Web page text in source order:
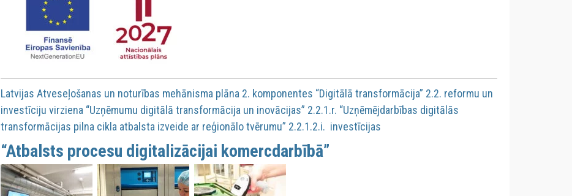
Latvijas Atveseļošanas un noturības mehānisma plāna 2. komponentes “Digitālā transformācija” 2.2. reformu un
investīciju virziena “Uzņēmumu digitālā transformācija un inovācijas” 2.2.1.r. “Uzņēmējdarbības digitālās
transformācijas pilna cikla atbalsta izveide ar reģionālo tvērumu” 2.2.1.2.i. investīcijas
“Atbalsts procesu digitalizācijai komercdarbībā”